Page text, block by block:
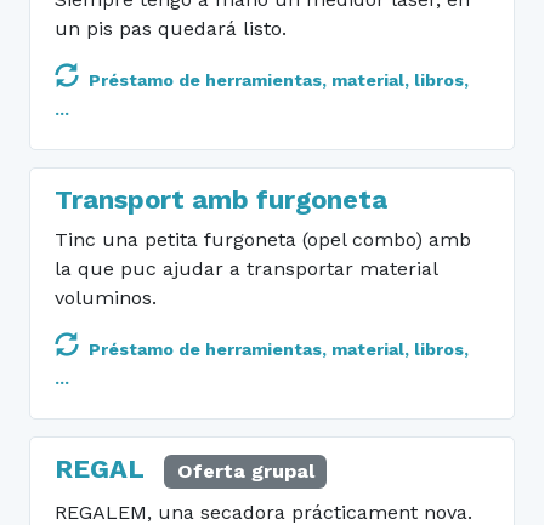
un pis pas quedará listo.
Préstamo de herramientas, material, libros,
...
Transport amb furgoneta
Tinc una petita furgoneta (opel combo) amb
la que puc ajudar a transportar material
voluminos.
Préstamo de herramientas, material, libros,
...
REGAL
Oferta grupal
REGALEM, una secadora prácticament nova.